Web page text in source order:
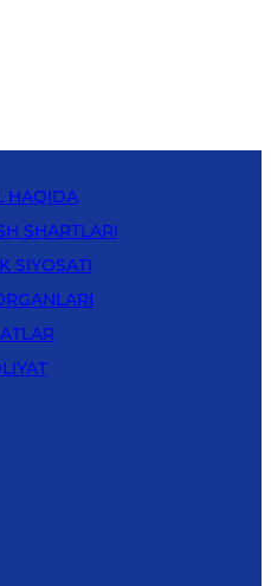
HAQIDA
SHARTLARI
SIYOSATI